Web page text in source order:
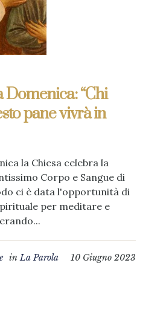
Domenica: “Chi
pane vivrà in
la Chiesa celebra la
Corpo e Sangue di
ci è data l'opportunità di
per meditare e
10 Giugno 2023
inLa Parola